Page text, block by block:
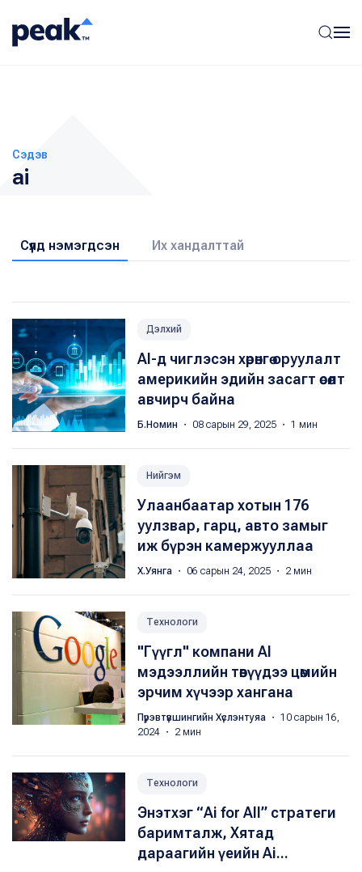
Сэдэв
ai
Сүүлд нэмэгдсэн Их хандалттай
Дэлхий
AI-д чиглэсэн хөрөнгө оруулалт
америкийн эдийн засагт өсөлт
авчирч байна
Б.Номин ・ 08 сарын 29, 2025 ・ 1 мин
Нийгэм
Улаанбаатар хотын 176
уулзвар, гарц, авто замыг
иж бүрэн камержууллаа
Х.Уянга ・ 06 сарын 24, 2025 ・ 2 мин
Технологи
"Гүүгл" компани AI
мэдээллийн төвүүдээ цөмийн
эрчим хүчээр хангана
Пүрэвтүвшингийн Хүслэнтуяа ・ 10 сарын 16,
2024 ・ 2 мин
Технологи
Энэтхэг “Ai for All” стратеги
баримталж, Хятад
дараагийн үеийн Ai...